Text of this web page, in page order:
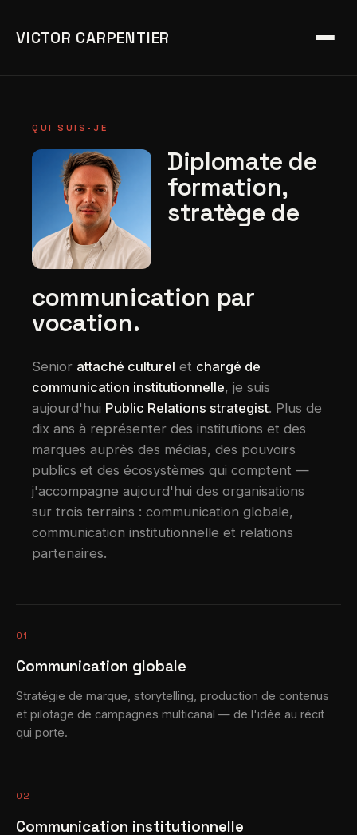
VICTOR CARPENTIER
QUI SUIS-JE
Diplomate de
formation,
stratège de
communication par
vocation.
Senior attaché culturel et chargé de
communication institutionnelle, je suis
aujourd'hui Public Relations strategist. Plus de
dix ans à représenter des institutions et des
marques auprès des médias, des pouvoirs
publics et des écosystèmes qui comptent —
j'accompagne aujourd'hui des organisations
sur trois terrains : communication globale,
communication institutionnelle et relations
partenaires.
01
Communication globale
Stratégie de marque, storytelling, production de contenus
et pilotage de campagnes multicanal — de l'idée au récit
qui porte.
02
Communication institutionnelle